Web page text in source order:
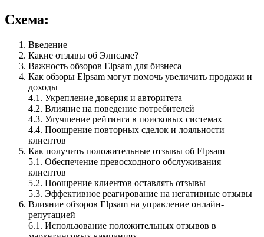
Схема:
Введение
Какие отзывы об Элпсаме?
Важность обзоров Elpsam для бизнеса
Как обзоры Elpsam могут помочь увеличить продажи и
доходы
4.1. Укрепление доверия и авторитета
4.2. Влияние на поведение потребителей
4.3. Улучшение рейтинга в поисковых системах
4.4. Поощрение повторных сделок и лояльности
клиентов
Как получить положительные отзывы об Elpsam
5.1. Обеспечение превосходного обслуживания
клиентов
5.2. Поощрение клиентов оставлять отзывы
5.3. Эффективное реагирование на негативные отзывы
Влияние обзоров Elpsam на управление онлайн-
репутацией
6.1. Использование положительных отзывов в